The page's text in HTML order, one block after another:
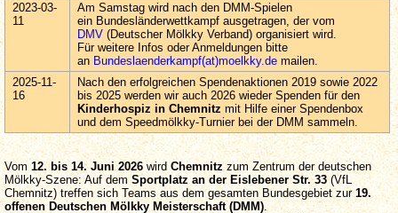
2023-03-
11
Am Samstag wird nach den DMM-Spielen
ein Bundesländerwettkampf ausgetragen, der vom
DMV (Deutscher Mölkky Verband) organisiert wird.
Für weitere Infos oder Anmeldungen bitte
an Bundeslaenderkampf(at)moelkky.de mailen.
2025-11-
16
Nach den erfolgreichen Spendenaktionen 2019 sowie 2022
bis 2025 werden wir auch 2026 wieder Spenden für den
Kinderhospiz in Chemnitz mit Hilfe einer Spendenbox
und dem Speedmölkky-Turnier bei der DMM sammeln.
Vom12. bis 14. Juni 2026wird Chemnitzzum Zentrum der deutschen
Mölkky-Szene: Auf demSportplatz an der Eislebener Str. 33(VfL
Chemnitz) treffen sich Teams aus dem gesamten Bundesgebiet zur19.
offenen Deutschen Mölkky Meisterschaft (DMM).